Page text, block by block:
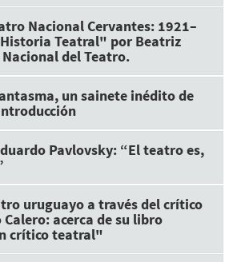
Nacional Cervantes: 1921–
Teatral" por Beatriz
del Teatro.
un sainete inédito de
Pavlovsky: “El teatro es,
uruguayo a través del crítico
acerca de su libro
crítico teatral"